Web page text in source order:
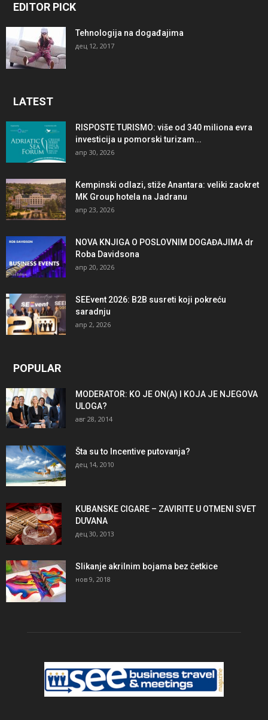
EDITOR PICK
Tehnologija na događajima
дец 12, 2017
LATEST
RISPOSTE TURISMO: više od 340 miliona evra
investicija u pomorski turizam...
апр 30, 2026
Kempinski odlazi, stiže Anantara: veliki zaokret
MK Group hotela na Jadranu
апр 23, 2026
NOVA KNJIGA O POSLOVNIM DOGAĐAJIMA dr
Roba Davidsona
апр 20, 2026
SEEvent 2026: B2B susreti koji pokreću
saradnju
апр 2, 2026
POPULAR
MODERATOR: KO JE ON(A) I KOJA JE NJEGOVA
ULOGA?
авг 28, 2014
Šta su to Incentive putovanja?
дец 14, 2010
KUBANSKE CIGARE – ZAVIRITE U OTMENI SVET
DUVANA
дец 30, 2013
Slikanje akrilnim bojama bez četkice
нов 9, 2018